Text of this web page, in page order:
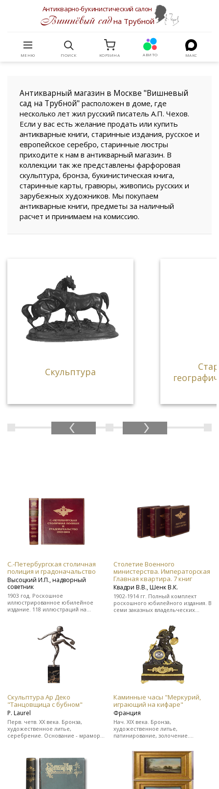
Антикварно-букинистический салон
Вишнёвый садна Трубной
МЕНЮ ПОИСК КОРЗИНА АВИТО МАКС
Антикварный магазин в Москве "Вишневый
сад на Трубной" расположен в доме, где
несколько лет жил русский писатель А.П. Чехов.
Если у вас есть желание продать или купить
антикварные книги, старинные издания, русское и
европейское серебро, старинные люстры
приходите к нам в антикварный магазин. В
коллекции так же представлены фарфоровая
скульптура, бронза, букинистическая книга,
старинные карты, гравюры, живопись русских и
зарубежных художников. Мы покупаем
антикварные книги, предметы за наличный
расчет и принимаем на комиссию.
Скульптура
С.-Петербургская столичная
полиция и градоначальство
Высоцкий И.П., надворный
советник
1903 год. Роскошное
иллюстрированное юбилейное
издание. 118 иллюстраций на
цельнокожаном переплете.
Столетие Военного
министерства. Императорская
Главная квартира. 7 книг
Квадри В.В., Шенк В.К.
1902-1914 гг. Полный комплект
роскошного юбилейного издания. В
семи заказных владельческих
Скульптура Ар Деко
"Танцовщица с бубном"
Р. Laurel
Перв. четв. ХХ века. Бронза,
художественное литье,
серебрение. Основание - мрамор.
мастерской.
Каминные часы "Меркурий,
играющий на кифаре"
Франция
Нач. XIX века. Бронза,
художественное литье,
патинирование, золочение.
В прекрасном состоянии.